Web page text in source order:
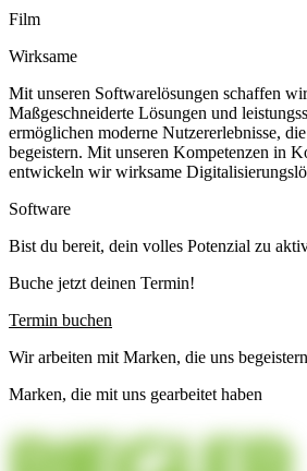
Film
Wirksame
Mit unseren Softwarelösungen schaffen
Maßgeschneiderte Lösungen und
ermöglichen moderne Nutzererlebnisse,
begeistern. Mit unseren Kompetenzen in
entwickeln wir wirksame
Software
Bist du bereit, dein volles Potenzial zu
Buche jetzt deinen Termin!
Termin buchen
Wir arbeiten mit Marken, die uns begeistern
Marken, die mit uns gearbeitet haben